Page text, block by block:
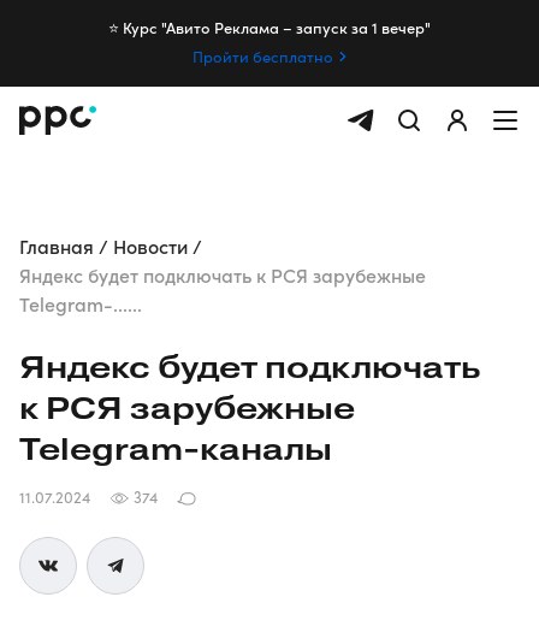
⭐️ Курс "Авито Реклама – запуск за 1 вечер"
Пройти бесплатно
Главная
Новости
Яндекс будет подключать к РСЯ зарубежные
Telegram-......
Яндекс будет подключать
к РСЯ зарубежные
Telegram-каналы
11.07.2024 374